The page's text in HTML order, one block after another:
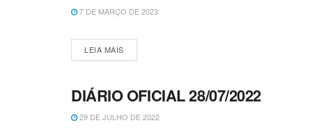
7 DE MARÇO DE 2023
LEIA MAIS
CONCURSOS E PROCESSOS SELETIVOS
DIÁRIO OFICIAL 28/07/2022
29 DE JULHO DE 2022